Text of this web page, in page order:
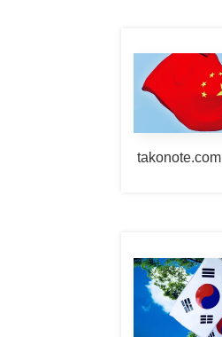
takonote.com